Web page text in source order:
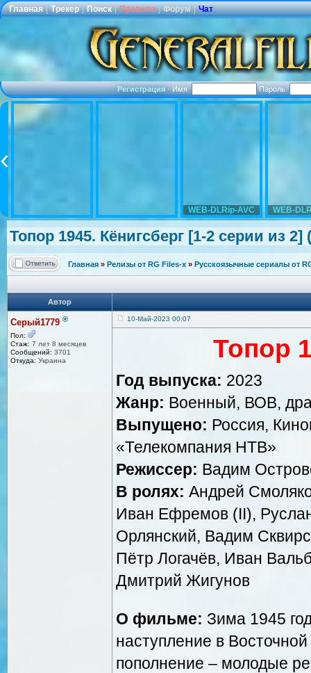
Главная | Трекер | Поиск | Правила | Форум | Чат
Регистрация·Имя: Пароль:
WEB-DLRip-AVC WEB-
Топор 1945. Кёнигсберг [1-2 серии из 2]
Главная » Релизы от RG Files-x » Русскоязычные сериалы от
Автор
Серый1779 ®
Пол:
Стаж: 7 лет 8 месяцев
Сообщений: 3701
Откуда: Украина
10-Май-2023 00:07
Топор
Год выпуска: 2023
Жанр: Военный, ВОВ,
Выпущено: Россия,
«Телекомпания НТВ»
Режиссер: Вадим
В ролях: Андрей
Иван Ефремов (II),
Орлянский, Вадим
Пётр Логачёв, Иван
Дмитрий Жигунов
О фильме: Зима 1945
наступление в
пополнение – молодые